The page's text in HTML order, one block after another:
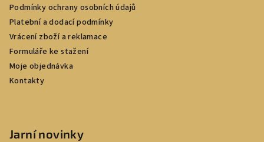
Podmínky ochrany osobních údajů
Platební a dodací podmínky
Vrácení zboží a reklamace
Formuláře ke stažení
Moje objednávka
Kontakty
Jarní novinky